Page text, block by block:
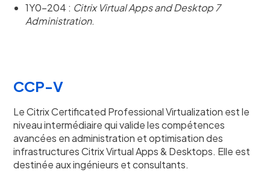
1Y0-204 : Citrix Virtual Apps and Desktop 7
Administration.
CCP-V
Le Citrix Certificated Professional Virtualization est le
niveau intermédiaire qui valide les compétences
avancées en administration et optimisation des
infrastructures Citrix Virtual Apps & Desktops. Elle est
destinée aux ingénieurs et consultants.